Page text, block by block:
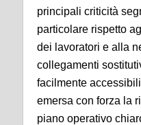
principali criticità
particolare rispetto
dei lavoratori e alla
collegamenti
facilmente
emersa con forza la
piano operativo